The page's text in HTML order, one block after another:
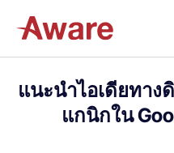
แนะนำไอเดียทาง
แกนิกใน